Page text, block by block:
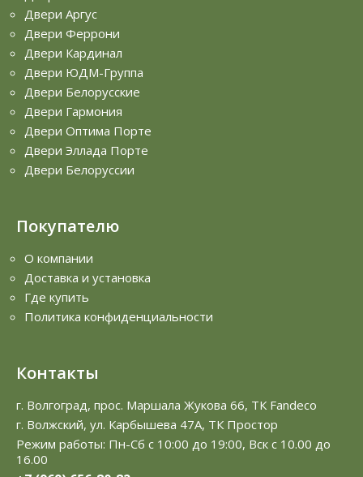
Двери Аргус
Двери Феррони
Двери Кардинал
Двери ЮДМ-Группа
Двери Белорусские
Двери Гармония
Двери Оптима Порте
Двери Эллада Порте
Двери Белоруссии
Покупателю
О компании
Доставка и установка
Где купить
Политика конфиденциальности
Контакты
г. Волгоград, прос. Маршала Жукова 66, ТК Fandeco
г. Волжский, ул. Карбышева 47А, ТК Простор
Режим работы: Пн-Сб с 10:00 до 19:00, Вск с 10.00 до
16.00